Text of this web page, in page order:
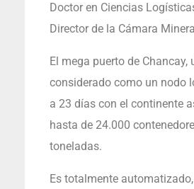
Doctor en Ciencias
Director de la Cámara
El mega puerto de
considerado como un nodo
a 23 días con el continente
hasta de 24.000
toneladas.
Es totalmente